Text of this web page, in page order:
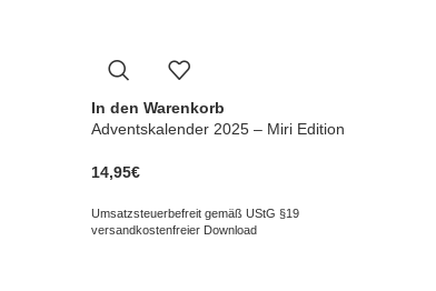
In den Warenkorb
Adventskalender 2025 – Miri Edition
14,95€
Umsatzsteuerbefreit gemäß UStG §19
versandkostenfreier Download